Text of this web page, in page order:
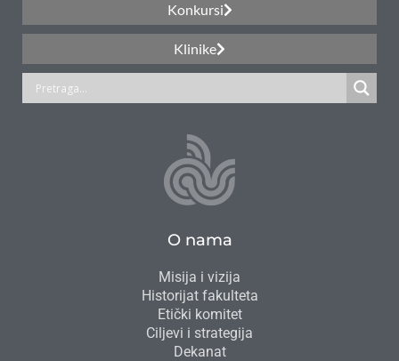
Konkursi
Klinike
O nama
Misija i vizija
Historijat fakulteta
Etički komitet
Ciljevi i strategija
Dekanat